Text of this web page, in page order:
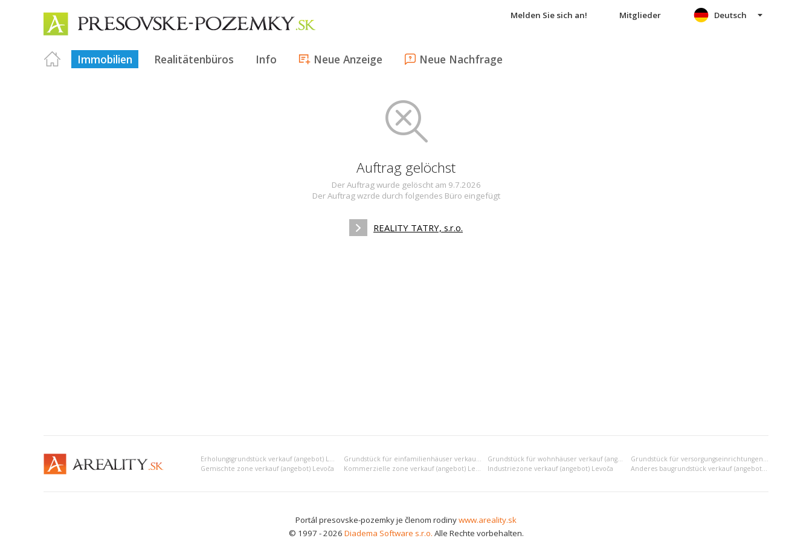
Melden Sie sich an! Mitglieder
Immobilien Realitätenbüros Info Neue Anzeige Neue Nachfrage
Deutsch
Auftrag gelöchst
Der Auftrag wurde gelöscht am 9.7.2026
Der Auftrag wzrde durch folgendes Büro eingefügt
REALITY TATRY, s.r.o.
Erholungsgrundstück verkauf (angebot) Levoča Grundstück für einfamilienhäuser verkauf (angebot) Levoča Grundstück für wohnhäuser verkauf (angebot) Levoča
Grundstück für versorgungseinrichtungen verkauf (angebot) Levoča
Gemischte zone verkauf (angebot) Levoča
Kommerzielle zone verkauf (angebot) Levoča Industriezone verkauf (angebot) Levoča Anderes baugrundstück verkauf (angebot) Levoča
Portál presovske-pozemky je členom rodinywww.areality.sk
© 1997 - 2026 Diadema Software s.r.o. Alle Rechte vorbehalten.